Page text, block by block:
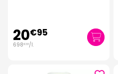
20€95
698€33/l.